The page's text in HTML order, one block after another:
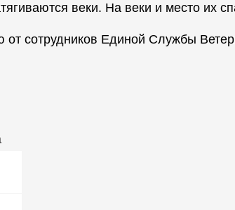
веки. На веки и место их
сотрудников Единой Службы